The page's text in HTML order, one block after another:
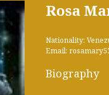
Rosa
Nationality:
Email:
Biography